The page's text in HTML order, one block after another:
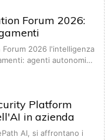
Forum 2026:
2026 l'intelligenza
agenti autonomi…
Platform
in azienda
AI, si affrontano i